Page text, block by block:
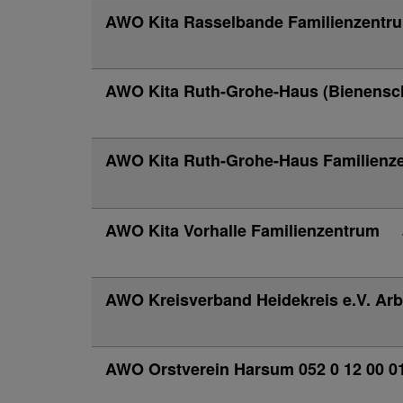
AWO Kita Rasselbande
AWO Kita Ruth-Grohe-Haus
AWO Kita Ruth-Grohe-Haus
AWO Kita Vorhalle Familienzentrum
AWO Kreisverband Heidekreis e.V.
AWO Orstverein Harsum 052 0 12 00